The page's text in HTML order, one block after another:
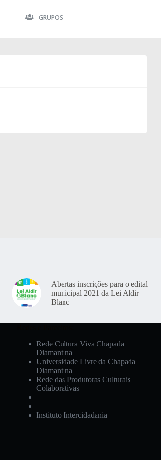
GRUPOS
Abertas inscrições para o edital
municipal 2021 da Lei Aldir
Blanc
Rede Cultura Viva Chapada
Diamantina
Universidade Livre da Chapada
Diamantina
Rede das Produtoras Culturais
Colaborativas
Instituto Intercidadania